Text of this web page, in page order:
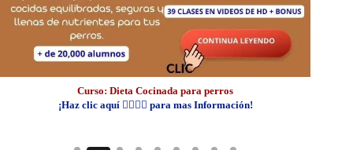
Curso: Dieta Cocinada para perros
¡Haz clic aquí 👆🏼👆🏼 para mas Información!